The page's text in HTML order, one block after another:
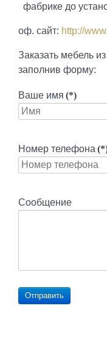
фабрике до
оф. сайт: http://
Заказать мебель
заполнив форму:
Ваше имя (*)
Номер телефона
Сообщение
Отправить